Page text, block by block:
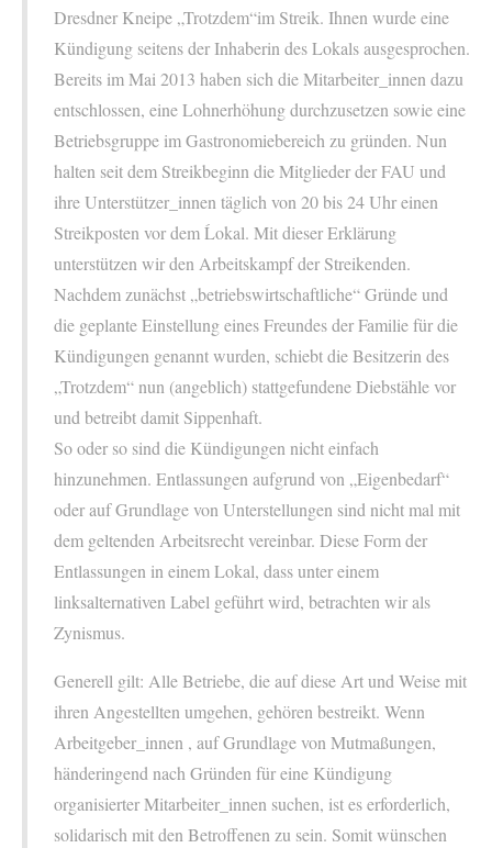
Dresdner Kneipe „Trotzdem“im Streik. Ihnen wurde eine
Kündigung seitens der Inhaberin des Lokals ausgesprochen.
Bereits im Mai 2013 haben sich die Mitarbeiter_innen dazu
entschlossen, eine Lohnerhöhung durchzusetzen sowie eine
Betriebsgruppe im Gastronomiebereich zu gründen. Nun
halten seit dem Streikbeginn die Mitglieder der FAU und
ihre Unterstützer_innen täglich von 20 bis 24 Uhr einen
Streikposten vor dem Ĺokal. Mit dieser Erklärung
unterstützen wir den Arbeitskampf der Streikenden.
Nachdem zunächst „betriebswirtschaftliche“ Gründe und
die geplante Einstellung eines Freundes der Familie für die
Kündigungen genannt wurden, schiebt die Besitzerin des
„Trotzdem“ nun (angeblich) stattgefundene Diebstähle vor
und betreibt damit Sippenhaft.
So oder so sind die Kündigungen nicht einfach
hinzunehmen. Entlassungen aufgrund von „Eigenbedarf“
oder auf Grundlage von Unterstellungen sind nicht mal mit
dem geltenden Arbeitsrecht vereinbar. Diese Form der
Entlassungen in einem Lokal, dass unter einem
linksalternativen Label geführt wird, betrachten wir als
Zynismus.
Generell gilt: Alle Betriebe, die auf diese Art und Weise mit
ihren Angestellten umgehen, gehören bestreikt. Wenn
Arbeitgeber_innen , auf Grundlage von Mutmaßungen,
händeringend nach Gründen für eine Kündigung
organisierter Mitarbeiter_innen suchen, ist es erforderlich,
solidarisch mit den Betroffenen zu sein. Somit wünschen